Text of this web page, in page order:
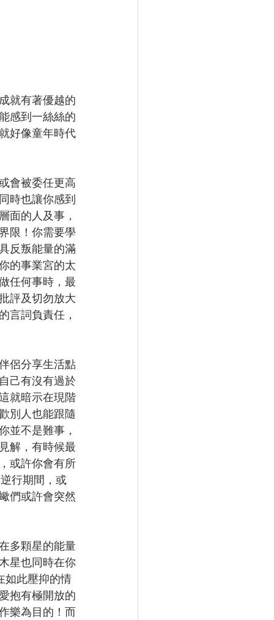
就有著優越的
感到一絲絲的
好像童年時代
會被委任更高
時也讓你感到
面的人及事，
限！你需要學
反叛能量的滿
的事業宮的太
任何事時，最
評及切勿放大
言詞負責任，
侶分享生活點
己有沒有過於
就暗示在現階
別人也能跟隨
並不是難事，
解，有時候最
或許你會有所
行期間，或
們或許會突然
多顆星的能量
星也同時在你
如此壓抑的情
抱有極開放的
樂為目的！而